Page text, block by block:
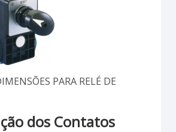
PARA RELÉ DE
dos Contatos